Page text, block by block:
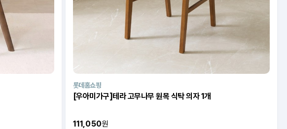
롯데홈쇼핑
[우아미가구]테라 고무나무 원목 식탁 의자 1개
111,050원